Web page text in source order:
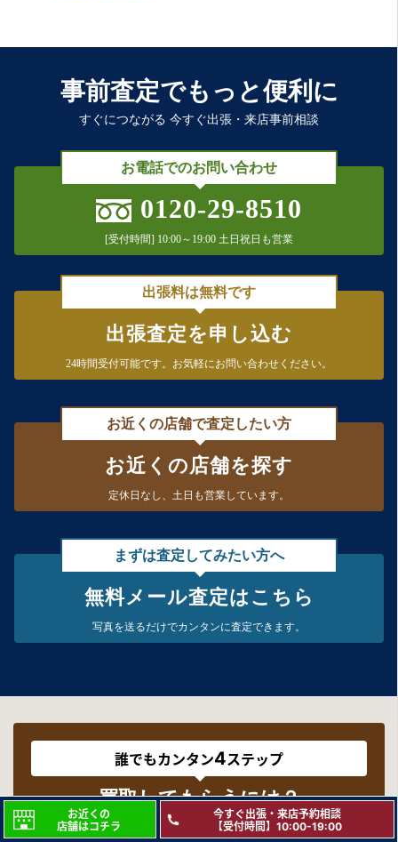
事前査定でもっと便利に
すぐにつながる 今すぐ出張・来店事前相談
お電話でのお問い合わせ
0120-29-8510
[受付時間] 10:00～19:00 土日祝日も営業
出張料は無料です
出張査定を申し込む
24時間受付可能です。 お気軽にお問い合わせください。
お近くの店舗で査定したい方
お近くの店舗を探す
定休日なし、 土日も営業しています。
まずは査定してみたい方へ
無料メール査定はこちら
写真を送るだけでカンタンに査定できます。
誰でもカンタン4ステップ
買取してもらうには？
お近くの
店舗はコチラ
今すぐ出張・来店予約相談
【受付時間】10:00-19:00